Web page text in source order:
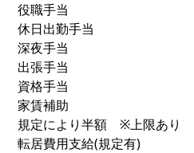
役職手当
休日出勤手当
深夜手当
出張手当
資格手当
家賃補助
規定により半額 ※上限あり
転居費用支給(規定有)